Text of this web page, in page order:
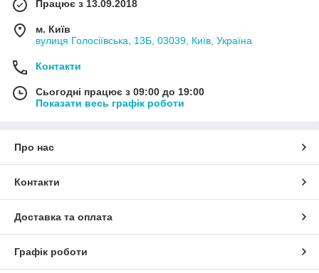
Працює з 13.09.2018
м. Київ
вулиця Голосіївська, 13Б, 03039, Київ, Україна
Контакти
Сьогодні працює з 09:00 до 19:00
Показати весь графік роботи
Про нас
Контакти
Доставка та оплата
Графік роботи